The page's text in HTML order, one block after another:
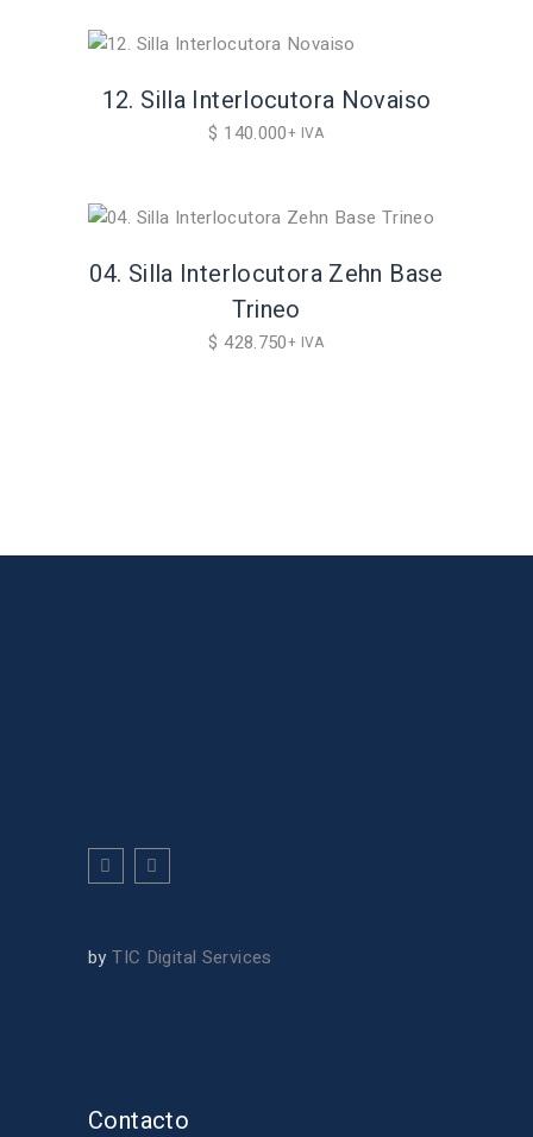
12. Silla Interlocutora Novaiso
$ 140.000+ IVA
04. Silla Interlocutora Zehn Base
Trineo
$ 428.750+ IVA
byTIC Digital Services
Contacto